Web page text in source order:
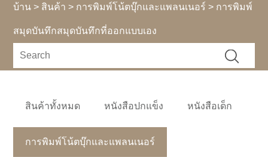
บ้าน > สินค้า > การพิมพ์โน้ตบุ๊กและแพลนเนอร์ > การพิมพ์
สมุดบันทึกสมุดบันทึกที่ออกแบบเอง
สินค้าทั้งหมด หนังสือปกแข็ง หนังสือเด็ก
การพิมพ์โน้ตบุ๊กและแพลนเนอร์